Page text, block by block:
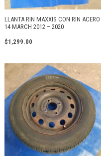
LLANTA RIN MAXXIS CON RIN ACERO
14 MARCH 2012 – 2020
$1,299.00